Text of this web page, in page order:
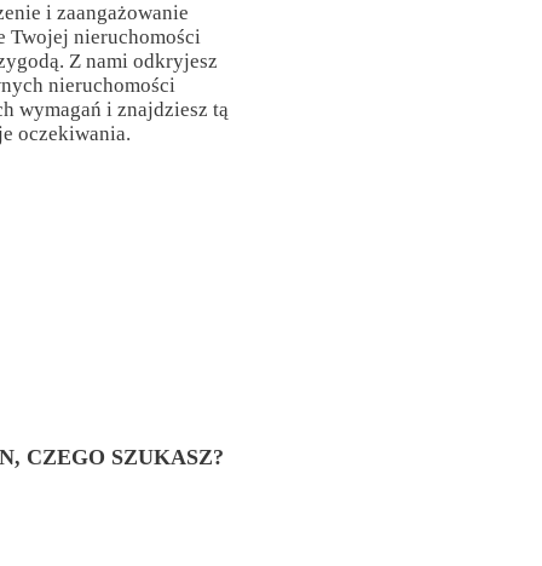
i zaangażowanie
Twojej nieruchomości
Z nami odkryjesz
nieruchomości
wymagań i znajdziesz tą
oczekiwania.
CZEGO SZUKASZ?